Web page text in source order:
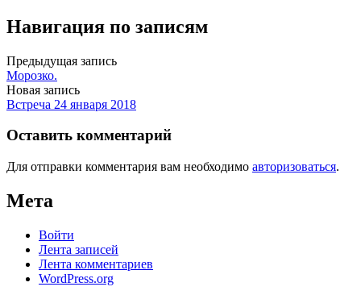
Навигация по записям
Предыдущая запись
Морозко.
Новая запись
Встреча 24 января 2018
Оставить комментарий
Для отправки комментария вам необходимо авторизоваться.
Мета
Войти
Лента записей
Лента комментариев
WordPress.org